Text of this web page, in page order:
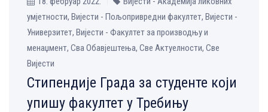
умјетности, Вијести - Пољопривредни факултет, Вијести -
Универзитет, Вијести - Факултет за производњу и
менаџмент, Сва Обавјештења, Све Aктуелности, Све
Вијести
Стипендије Града за студенте који
упишу факултет у Требињу